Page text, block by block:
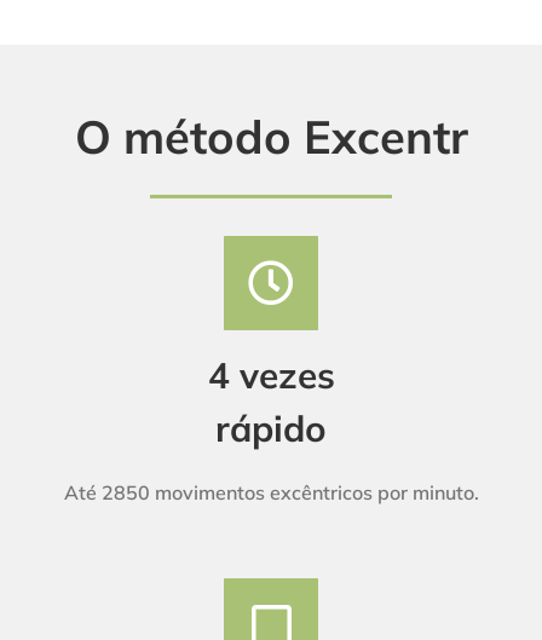
O método Excentr
4 vezes
rápido
Até 2850 movimentos excêntricos por minuto.